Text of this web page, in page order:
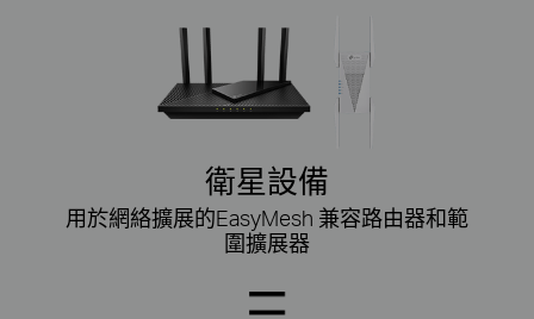
衛星設備
用於網絡擴展的EasyMesh 兼容路由器和範
圍擴展器